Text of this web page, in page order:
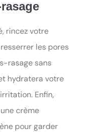
rincez votre
les pores
rasage sans
hydratera votre
Enfin,
crème
pour garder